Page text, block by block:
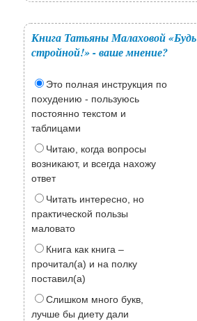
Книга Татьяны Малаховой «Будь
стройной!» - ваше мнение?
Это полная инструкция по
похудению - пользуюсь
постоянно текстом и
таблицами
Читаю, когда вопросы
возникают, и всегда нахожу
ответ
Читать интересно, но
практической пользы
маловато
Книга как книга –
прочитал(а) и на полку
поставил(а)
Слишком много букв,
лучше бы диету дали